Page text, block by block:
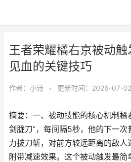
王者荣耀橘右京被动
见血的关键技巧
作者： 小诗 • 更新时间：2026-07-02
摘要：一、被动技能的核心机制橘
剑胧刀”，每间隔5秒，他的下一次
力拔刀斩，对前方较远距离的敌
附带减速效果。这个被动触发最